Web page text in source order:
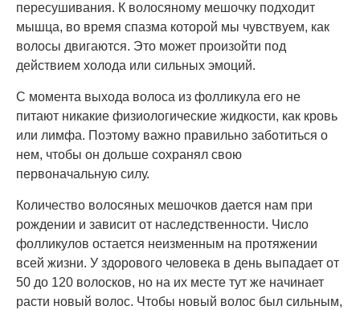
пересушивания. К волосяному мешочку подходит
мышца, во время спазма которой мы чувствуем, как
волосы двигаются. Это может произойти под
действием холода или сильных эмоций.
С момента выхода волоса из фолликула его не
питают никакие физиологические жидкости, как кровь
или лимфа. Поэтому важно правильно заботиться о
нем, чтобы он дольше сохранял свою
первоначальную силу.
Количество волосяных мешочков дается нам при
рождении и зависит от наследственности. Число
фолликулов остается неизменным на протяжении
всей жизни. У здорового человека в день выпадает от
50 до 120 волосков, но на их месте тут же начинает
расти новый волос. Чтобы новый волос был сильным,